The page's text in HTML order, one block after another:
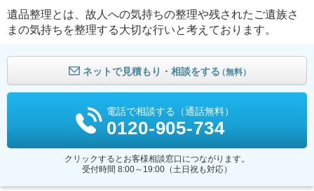
遺品整理とは、故人への気持ちの整理や残されたご遺族さ
まの気持ちを整理する大切な行いと考えております。
ネットで見積もり・相談をする（無料）
電話で相談する（通話無料）
0120-905-734
クリックするとお客様相談窓口につながります。
受付時間 8:00～19:00（土日祝も対応）